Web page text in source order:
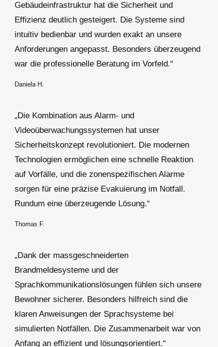
Gebäudeinfrastruktur hat die Sicherheit und
Effizienz deutlich gesteigert. Die Systeme sind
intuitiv bedienbar und wurden exakt an unsere
Anforderungen angepasst. Besonders überzeugend
war die professionelle Beratung im Vorfeld.“
Daniela H.
„Die Kombination aus Alarm- und
Videoüberwachungssystemen hat unser
Sicherheitskonzept revolutioniert. Die modernen
Technologien ermöglichen eine schnelle Reaktion
auf Vorfälle, und die zonenspezifischen Alarme
sorgen für eine präzise Evakuierung im Notfall.
Rundum eine überzeugende Lösung.“
Thomas F.
„Dank der massgeschneiderten
Brandmeldesysteme und der
Sprachkommunikationslösungen fühlen sich unsere
Bewohner sicherer. Besonders hilfreich sind die
klaren Anweisungen der Sprachsysteme bei
simulierten Notfällen. Die Zusammenarbeit war von
Anfang an effizient und lösungsorientiert.“